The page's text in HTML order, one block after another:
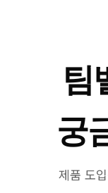
팀
궁
제품 도